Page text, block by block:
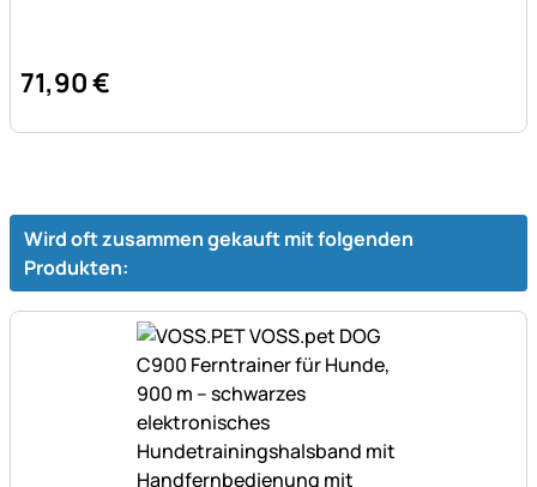
71,90€
Wird oft zusammen gekauft mit folgenden
Produkten: